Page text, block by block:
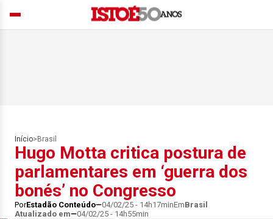
Início> Brasil
Hugo Motta critica postura de
parlamentares em ‘guerra dos
bonés’ no Congresso
PorEstadão Conteúdo 04/02/25 - 14h17minEmBrasil
Atualizado em
04/02/25 - 14h55min